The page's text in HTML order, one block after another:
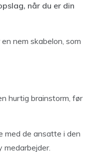
når du er din
nem skabelon, som
hurtig brainstorm, før
med de ansatte i den
medarbejder.